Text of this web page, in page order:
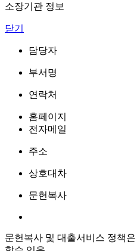
소장기관 정보
닫기
담당자
부서명
연락처
홈페이지
전자메일
주소
상호대차
문헌복사
문헌복사 및 대출서비스 정책